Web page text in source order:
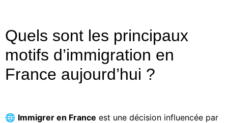
Quels sont les principaux
motifs d’immigration en
France aujourd’hui ?
🌐 Immigrer en France est une décision influencée par